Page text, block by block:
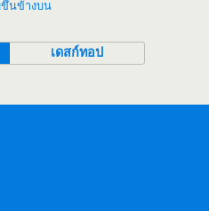
นข้างบน
เดสก์ทอป